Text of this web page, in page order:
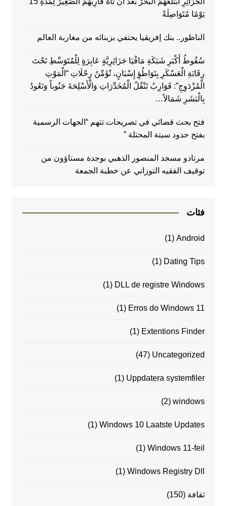
يَوْمًا مُتَوَاصِلَةً
الناظور.. بنك إفريقيا يحتفي بزبنائه من مغاربة العالم
سُقُوطُ أَكْبَرِ شَبَكَةِ مَافْيَا جَزَائِرِيَّةٍ عَابِرَةٍ لِلْمُتَوَسِّطِ تَحْتَ
رِقَابَةِ الْعَسْكَرِ بِتَوَاطُؤِ إِسْبَانٍ، تُؤَمِّنُ رِحْلَاتِ “الْمَوْتِ
الْمُزْدَوِجِ”: قَوَارِبُ تَنْقُلُ الْمُخَدِّرَاتِ وَالْأَسْلِحَةَ جَنُوباً وَتَعُودُ
بِالْبَشَرِ شَمَالاً…
فتح بحث قضائي في تصريحات تتهم “الجهات الرسمية
بفتح حدود سبتة المحتلة ”
مرتادو مسجد المنصور الذهبي بوجدة مستاؤون من
توقيف الفقيه التوزاني عن خطبة الجمعة
فئات
Android
(1)
Dating Tips
(1)
DLL de registre Windows
(1)
Erros do Windows 11
(1)
Extentions Finder
(1)
Uncategorized
(47)
Uppdatera systemfiler
(1)
windows
(2)
Windows 10 Laatste Updates
(1)
Windows 11-feil
(1)
Windows Registry Dll
(1)
ثقافة (150)